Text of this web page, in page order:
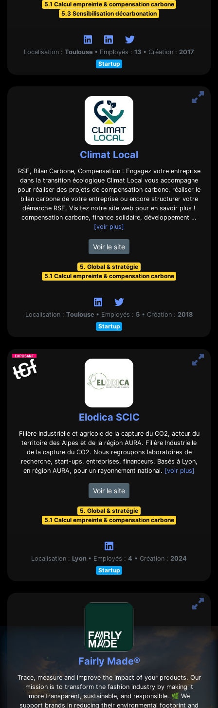
5.1 Calcul empreinte & compensation carbone
5.3 Sensibilisation décarbonation
Localisation : Toulouse • Employés : 13 • Création : 2017
Startup
Climat Local
RSE, Bilan Carbone, Compensation : Engagez votre entreprise
dans la transition écologique Climat Local vous accompagne
pour réaliser des projets de compensation carbone, réaliser le
bilan carbone de votre entreprise ou encore structurer votre
démarche RSE. Visitez notre site web pour en savoir plus !
compensation carbone, finance solidaire, développement …
[voir plus]
Voir le site
5. Global & stratégie
5.1 Calcul empreinte & compensation carbone
Localisation : Toulouse • Employés : 5 • Création : 2018
Startup
Elodica SCIC
Filière Industrielle et agricole de la capture du CO2, acteur du
territoire des Alpes et de la région AURA. Filière Industrielle
de la capture du CO2. Nous regroupons laboratoires de
recherche, start-ups, entreprises, financeurs. Basés à Lyon,
en région AURA, pour un rayonnement national. [voir plus]
Voir le site
5. Global & stratégie
5.1 Calcul empreinte & compensation carbone
Localisation : Lyon • Employés : 4 • Création : 2024
Startup
Fairly Made®
Trace, measure and improve the impact of your products. Our
mission is to transform the fashion industry by making it
more transparent, sustainable, and responsible. 🌿 We
support brands in reducing their environmental footprint and